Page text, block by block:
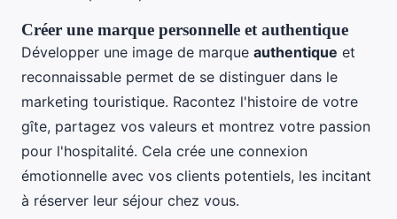
Créer une marque personnelle et authentique
Développer une image de marque authentique et
reconnaissable permet de se distinguer dans le
marketing touristique. Racontez l'histoire de votre
gîte, partagez vos valeurs et montrez votre passion
pour l'hospitalité. Cela crée une connexion
émotionnelle avec vos clients potentiels, les incitant
à réserver leur séjour chez vous.